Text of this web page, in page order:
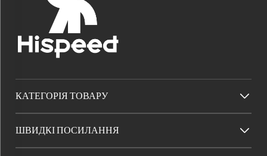
КАТЕГОРІЯ ТОВАРУ
ШВИДКІ ПОСИЛАННЯ